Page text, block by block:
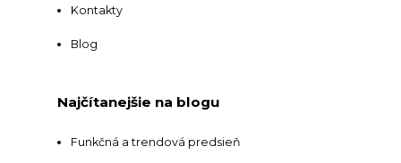
Kontakty
Blog
Najčítanejšie na blogu
Funkčná a trendová predsieň